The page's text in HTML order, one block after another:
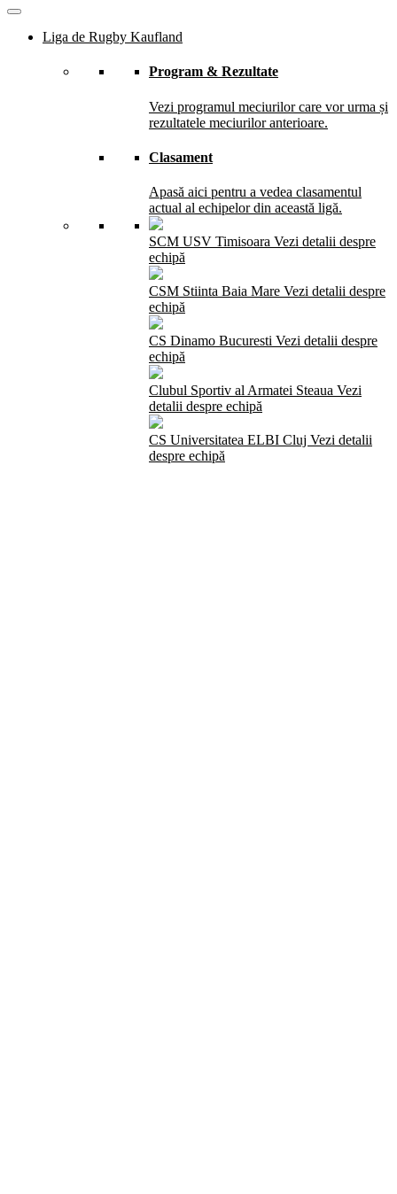
Liga de Rugby Kaufland
Program & Rezultate
Vezi programul meciurilor care vor urma și
rezultatele meciurilor anterioare.
Clasament
Apasă aici pentru a vedea clasamentul
actual al echipelor din această ligă.
SCM USV Timisoara Vezi detalii despre
echipă
CSM Stiinta Baia Mare Vezi detalii despre
echipă
CS Dinamo Bucuresti Vezi detalii despre
echipă
Clubul Sportiv al Armatei Steaua Vezi
detalii despre echipă
CS Universitatea ELBI Cluj Vezi detalii
despre echipă